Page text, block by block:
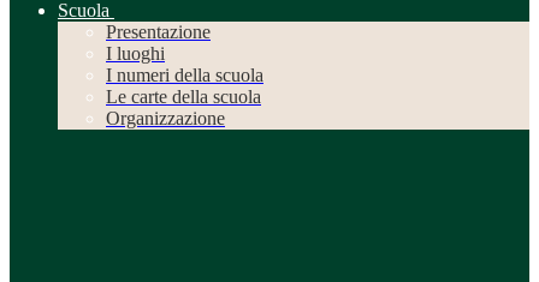
Scuola
Presentazione
I luoghi
I numeri della scuola
Le carte della scuola
Organizzazione